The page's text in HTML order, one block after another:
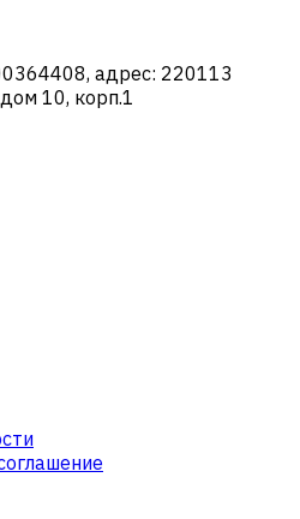
адрес: 220113
10, корп.1